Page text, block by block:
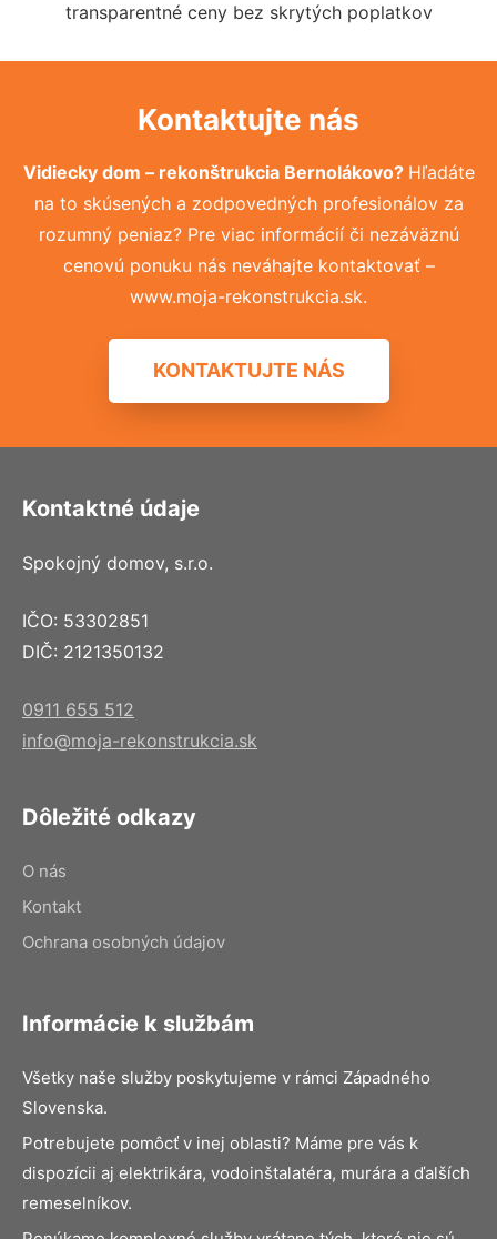
transparentné ceny bez skrytých poplatkov
Kontaktujte nás
Vidiecky dom – rekonštrukcia Bernolákovo? Hľadáte
na to skúsených a zodpovedných profesionálov za
rozumný peniaz? Pre viac informácií či nezáväznú
cenovú ponuku nás neváhajte kontaktovať –
www.moja-rekonstrukcia.sk.
KONTAKTUJTE NÁS
Kontaktné údaje
Spokojný domov, s.r.o.
IČO: 53302851
DIČ: 2121350132
0911 655 512
info@moja-rekonstrukcia.sk
Dôležité odkazy
O nás
Kontakt
Ochrana osobných údajov
Informácie k službám
Všetky naše služby poskytujeme v rámci Západného
Slovenska.
Potrebujete pomôcť v inej oblasti? Máme pre vás k
dispozícii aj elektrikára, vodoinštalatéra, murára a ďalších
remeselníkov.